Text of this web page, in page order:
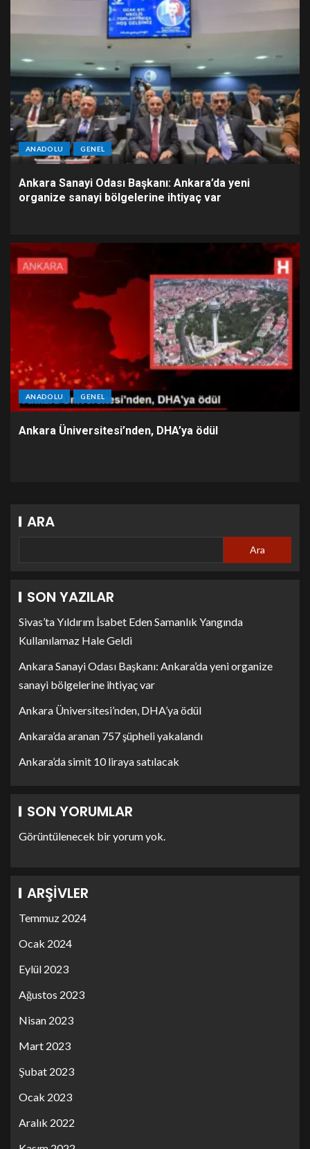
ANADOLU GENEL
Ankara Sanayi Odası Başkanı: Ankara’da yeni
organize sanayi bölgelerine ihtiyaç var
ANADOLU GENEL
Ankara Üniversitesi’nden, DHA’ya ödül
ARA
Ara
SON YAZILAR
Sivas’ta Yıldırım İsabet Eden Samanlık Yangında
Kullanılamaz Hale Geldi
Ankara Sanayi Odası Başkanı: Ankara’da yeni organize
sanayi bölgelerine ihtiyaç var
Ankara Üniversitesi’nden, DHA’ya ödül
Ankara’da aranan 757 şüpheli yakalandı
Ankara’da simit 10 liraya satılacak
SON YORUMLAR
Görüntülenecek bir yorum yok.
ARŞIVLER
Temmuz 2024
Ocak 2024
Eylül 2023
Ağustos 2023
Nisan 2023
Mart 2023
Şubat 2023
Ocak 2023
Aralık 2022